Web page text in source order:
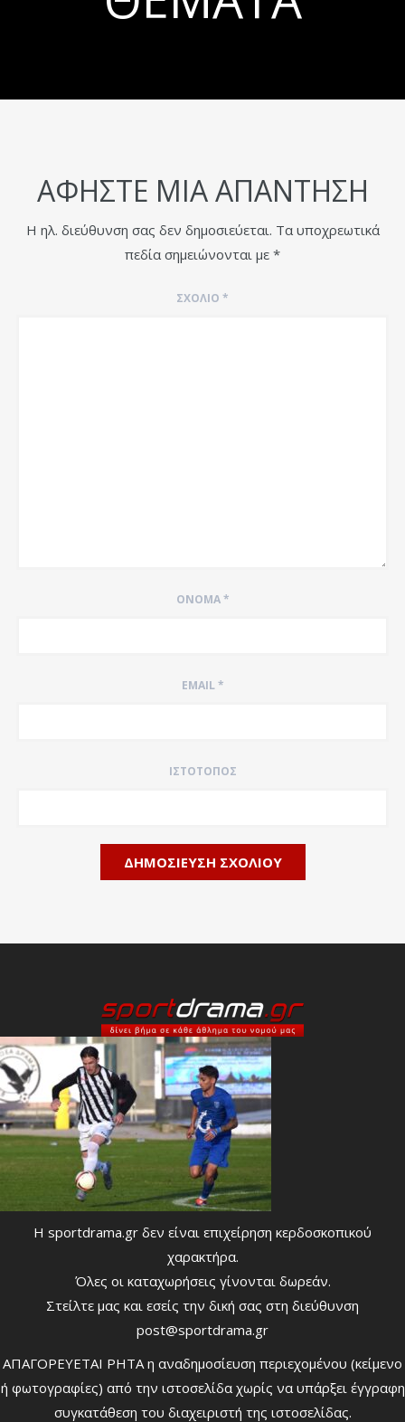
ΑΦΉΣΤΕ ΜΙΑ ΑΠΆΝΤΗΣΗ
Η ηλ. διεύθυνση σας δεν δημοσιεύεται. Τα υποχρεωτικά
πεδία σημειώνονται με *
ΣΧΌΛΙΟ *
ΌΝΟΜΑ*
EMAIL*
ΙΣΤΌΤΟΠΟΣ
Η sportdrama.gr δεν είναι επιχείρηση κερδοσκοπικού
χαρακτήρα.
Όλες οι καταχωρήσεις γίνονται δωρεάν.
Στείλτε μας και εσείς την δική σας στη διεύθυνση
post@sportdrama.gr
ΑΠΑΓΟΡΕΥΕΤΑΙ ΡΗΤΑ η αναδημοσίευση περιεχομένου (κείμενο
ή φωτογραφίες) από την ιστοσελίδα χωρίς να υπάρξει έγγραφη
συγκατάθεση του διαχειριστή της ιστοσελίδας.